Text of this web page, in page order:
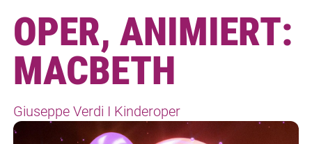
OPER, ANIMIERT:
MACBETH
Giuseppe Verdi I Kinderoper